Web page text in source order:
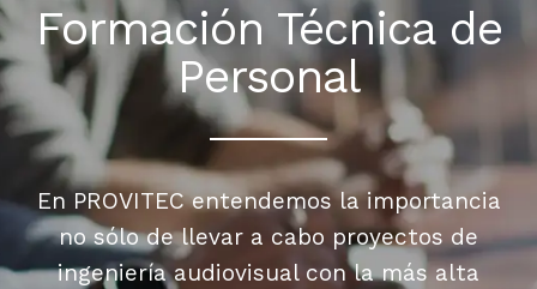
Formación Técnica de
Personal
En PROVITEC entendemos la importancia
no sólo de llevar a cabo proyectos de
ingeniería audiovisual con la más alta